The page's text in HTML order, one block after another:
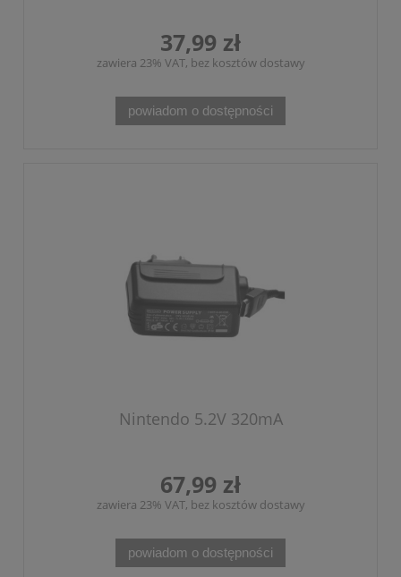
37,99 zł
zawiera 23% VAT, bez kosztów dostawy
powiadom o dostępności
Nintendo 5.2V 320mA
67,99 zł
zawiera 23% VAT, bez kosztów dostawy
powiadom o dostępności